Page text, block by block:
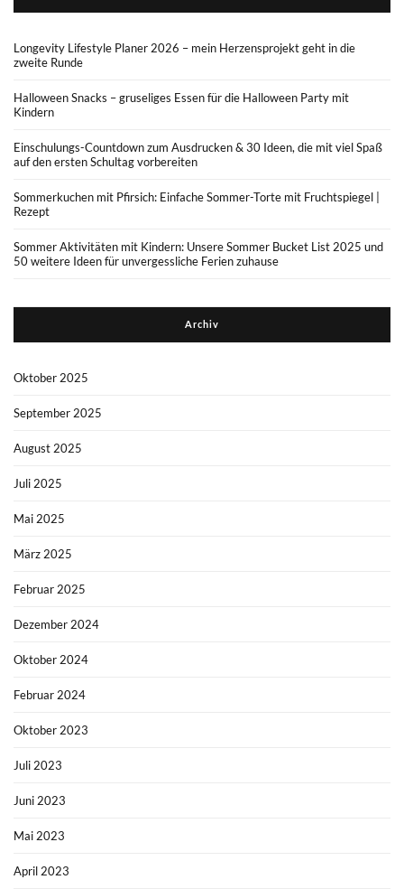
Longevity Lifestyle Planer 2026 – mein Herzensprojekt geht in die
zweite Runde
Halloween Snacks – gruseliges Essen für die Halloween Party mit
Kindern
Einschulungs-Countdown zum Ausdrucken & 30 Ideen, die mit viel Spaß
auf den ersten Schultag vorbereiten
Sommerkuchen mit Pfirsich: Einfache Sommer-Torte mit Fruchtspiegel |
Rezept
Sommer Aktivitäten mit Kindern: Unsere Sommer Bucket List 2025 und
50 weitere Ideen für unvergessliche Ferien zuhause
Archiv
Oktober 2025
September 2025
August 2025
Juli 2025
Mai 2025
März 2025
Februar 2025
Dezember 2024
Oktober 2024
Februar 2024
Oktober 2023
Juli 2023
Juni 2023
Mai 2023
April 2023